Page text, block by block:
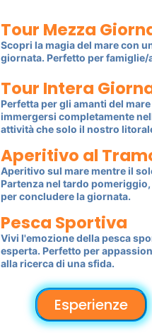
Tour Mezza
Scopri la magia del mare con
giornata. Perfetto per famiglie/
Tour Intera
Perfetta per gli amanti del
immergersi completamente
attività che solo il nostro
Aperitivo al
Aperitivo sul mare mentre il
Partenza nel tardo
per concludere la giornata.
Pesca Sportiva
Vivi l'emozione della pesca
esperta. Perfetto per
alla ricerca di una sfida.
Esperienze